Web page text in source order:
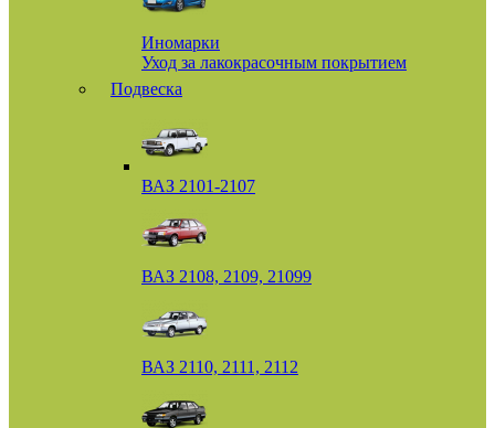
Иномарки
Уход за лакокрасочным покрытием
Подвеска
ВАЗ 2101-2107
ВАЗ 2108, 2109, 21099
ВАЗ 2110, 2111, 2112